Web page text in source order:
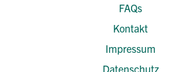
FAQs
Kontakt
Impressum
Datenschutz